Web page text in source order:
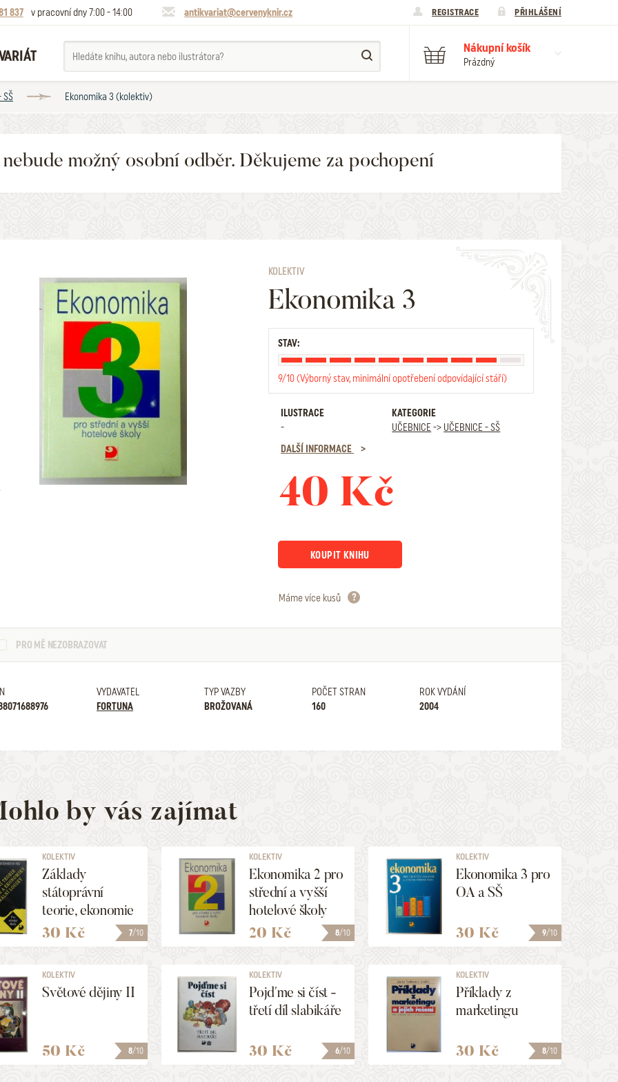
837 v pracovní dny 7:00 - 14:00 antikvariat@cervenyknir.cz REGISTRACE PŘIHLÁŠENÍ
Nákupní košík
Prázdný
SŠ Ekonomika 3 (kolektiv)
možný osobní odběr. Děkujeme za pochopení
KOLEKTIV
Ekonomika 3
STAV:
9/10 (Výborný stav, minimální opotřebení odpovídající stáří)
ILUSTRACE
-
KATEGORIE
UČEBNICE -> UČEBNICE - SŠ
DALŠÍ INFORMACE
40 Kč
KOUPIT KNIHU
Máme více kusů
PRO MĚ NEZOBRAZOVAT
VYDAVATEL
FORTUNA
TYP VAZBY
BROŽOVANÁ
POČET STRAN
160
ROK VYDÁNÍ
2004
by vás zajímat
7/10
KOLEKTIV
Základy
státoprávní
teorie, ekonomie
a ekonomiky,
neformální
logiky
30 Kč 8/10
KOLEKTIV
Ekonomika 2 pro
střední a vyšší
hotelové školy
20 Kč 9/10
KOLEKTIV
Ekonomika 3 pro
OA a SŠ
30 Kč
8/10
KOLEKTIV
Světové dějiny II
50 Kč 6/10
KOLEKTIV
Pojďme si číst -
třetí díl slabikáře
30 Kč 8/10
KOLEKTIV
Příklady z
marketingu
30 Kč